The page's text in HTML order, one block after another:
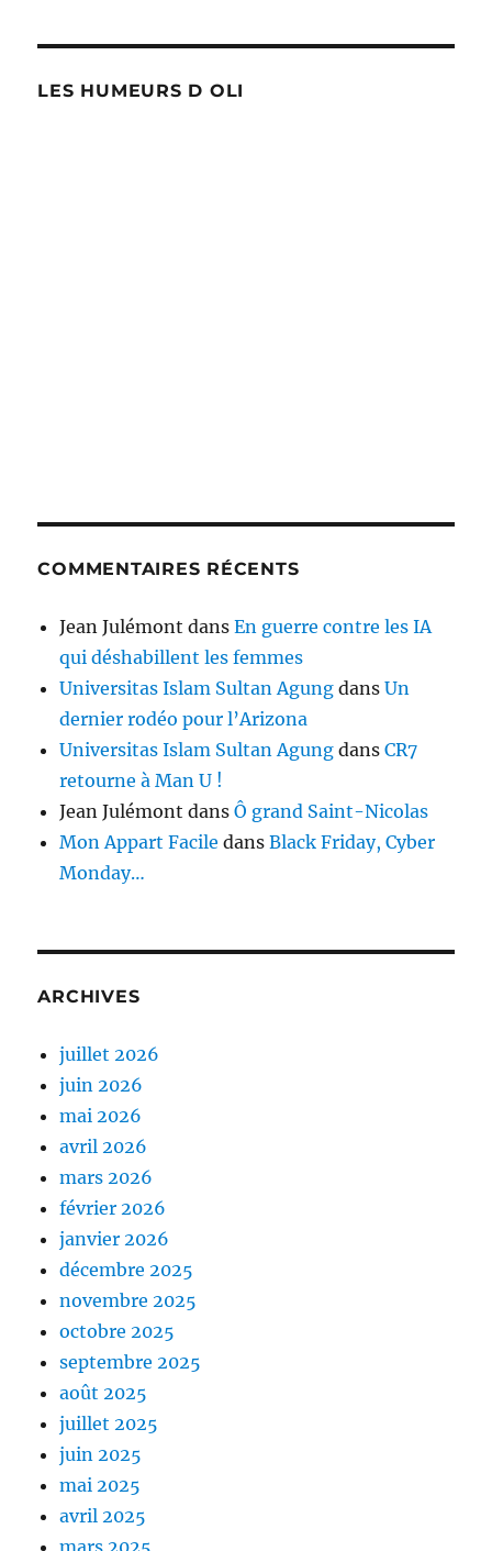
LES HUMEURS D OLI
COMMENTAIRES RÉCENTS
Jean Julémont dansEn guerre contre les IA
qui déshabillent les femmes
Universitas Islam Sultan Agung dansUn
dernier rodéo pour l’Arizona
Universitas Islam Sultan Agung dansCR7
retourne à Man U !
Jean Julémont dansÔ grand Saint-Nicolas
Mon Appart Facile dansBlack Friday, Cyber
Monday…
ARCHIVES
juillet 2026
juin 2026
mai 2026
avril 2026
mars 2026
février 2026
janvier 2026
décembre 2025
novembre 2025
octobre 2025
septembre 2025
août 2025
juillet 2025
juin 2025
mai 2025
avril 2025
mars 2025